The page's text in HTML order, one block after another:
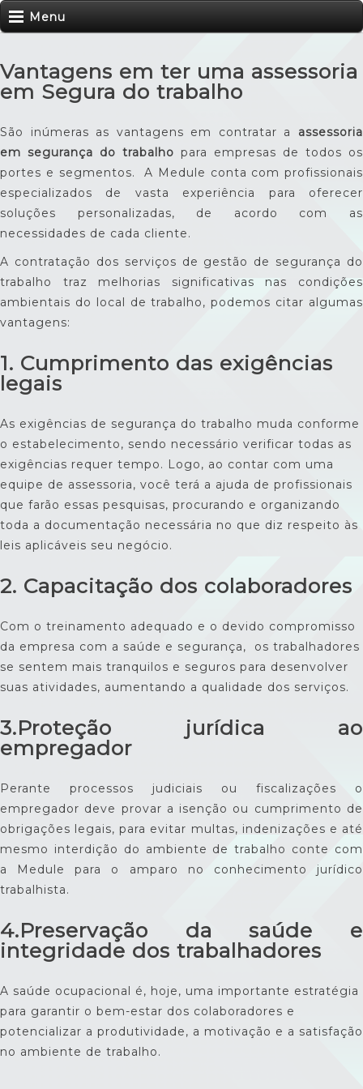
Menu
Vantagens em ter uma assessoria
em Segura do trabalho
São inúmeras as vantagens em contratar a assessoria
em segurança do trabalho para empresas de todos os
portes e segmentos. A Medule conta com profissionais
especializados de vasta experiência para oferecer
soluções personalizadas, de acordo com as
necessidades de cada cliente.
A contratação dos serviços de gestão de segurança do
trabalho traz melhorias significativas nas condições
ambientais do local de trabalho, podemos citar algumas
vantagens:
1. Cumprimento das exigências
legais
As exigências de segurança do trabalho muda conforme
o estabelecimento, sendo necessário verificar todas as
exigências requer tempo. Logo, ao contar com uma
equipe de assessoria, você terá a ajuda de profissionais
que farão essas pesquisas, procurando e organizando
toda a documentação necessária no que diz respeito às
leis aplicáveis seu negócio.
2. Capacitação dos colaboradores
Com o treinamento adequado e o devido compromisso
da empresa com a saúde e segurança, os trabalhadores
se sentem mais tranquilos e seguros para desenvolver
suas atividades, aumentando a qualidade dos serviços.
3.Proteção jurídica ao
empregador
Perante processos judiciais ou fiscalizações o
empregador deve provar a isenção ou cumprimento de
obrigações legais, para evitar multas, indenizações e até
mesmo interdição do ambiente de trabalho conte com
a Medule para o amparo no conhecimento jurídico
trabalhista.
4.Preservação da saúde e
integridade dos trabalhadores
A saúde ocupacional é, hoje, uma importante estratégia
para garantir o bem-estar dos colaboradores e
potencializar a produtividade, a motivação e a satisfação
no ambiente de trabalho.